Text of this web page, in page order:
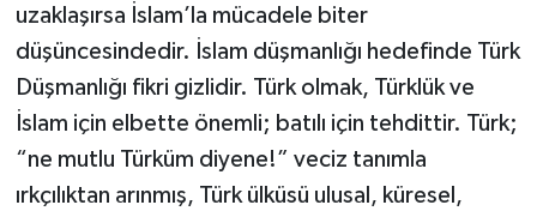
uzaklaşırsa İslam’la mücadele biter
düşüncesindedir. İslam düşmanlığı hedefinde Türk
Düşmanlığı fikri gizlidir. Türk olmak, Türklük ve
İslam için elbette önemli; batılı için tehdittir. Türk;
“ne mutlu Türküm diyene!” veciz tanımla
ırkçılıktan arınmış, Türk ülküsü ulusal, küresel,